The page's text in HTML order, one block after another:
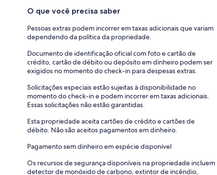
O que você precisa saber
Pessoas extras podem incorrer em taxas adicionais que variam
dependendo da política da propriedade.
Documento de identificação oficial com foto e cartão de
crédito, cartão de débito ou depósito em dinheiro podem ser
exigidos no momento do check-in para despesas extras.
Solicitações especiais estão sujeitas à disponibilidade no
momento do check-in e podem incorrer em taxas adicionais.
Essas solicitações não estão garantidas.
Esta propriedade aceita cartões de crédito e cartões de
débito. Não são aceitos pagamentos em dinheiro.
Pagamento sem dinheiro em espécie disponível
Os recursos de segurança disponíveis na propriedade incluem
detector de monóxido de carbono, extintor de incêndio,